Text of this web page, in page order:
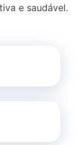
e saudável.